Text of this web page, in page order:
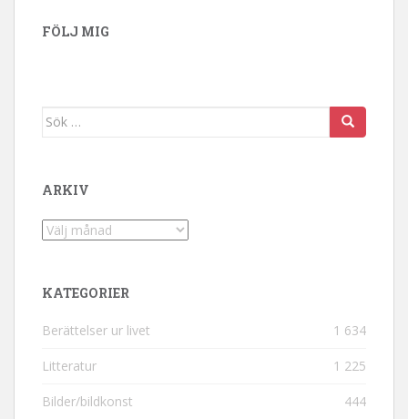
FÖLJ MIG
Sök efter:
ARKIV
Arkiv
KATEGORIER
Berättelser ur livet 1 634
Litteratur 1 225
Bilder/bildkonst 444